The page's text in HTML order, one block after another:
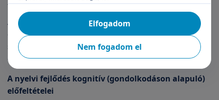
A grammatikai (nyelvtani) rendszer stabilizálódik,
gyarapodik a szókincs és a hangzórendszer is
stabillá válik. 14 éves kortól a felnőtt nyelvvel
egyenértékű szinten működik a nyelvi rendszer.
A nyelvi fejlődés kognitív (gondolkodáson alapuló)
előfeltételei
Nem fogadom el
Elfogadom